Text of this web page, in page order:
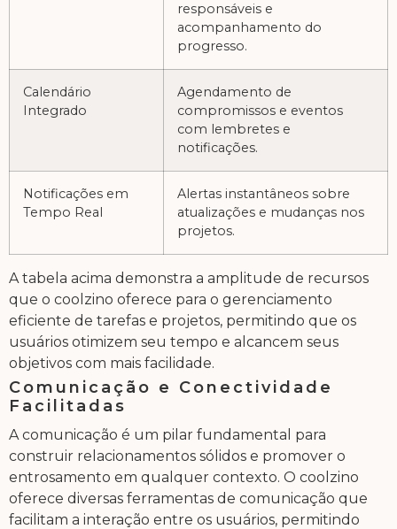
responsáveis e
acompanhamento do
progresso.
Calendário
Integrado
Agendamento de
compromissos e eventos
com lembretes e
notificações.
Notificações em
Tempo Real
Alertas instantâneos sobre
atualizações e mudanças nos
projetos.
A tabela acima demonstra a amplitude de recursos
que o coolzino oferece para o gerenciamento
eficiente de tarefas e projetos, permitindo que os
usuários otimizem seu tempo e alcancem seus
objetivos com mais facilidade.
Comunicação e Conectividade
Facilitadas
A comunicação é um pilar fundamental para
construir relacionamentos sólidos e promover o
entrosamento em qualquer contexto. O coolzino
oferece diversas ferramentas de comunicação que
facilitam a interação entre os usuários, permitindo